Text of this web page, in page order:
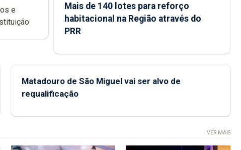
as condições de ensino da instituição
Mais de 140 lotes para reforço
habitacional na Região através do
PRR
Matadouro de São Miguel vai ser alvo de
requalificação
VER MAIS